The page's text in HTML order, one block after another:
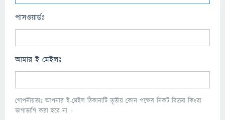
পাসওয়ার্ডঃ
আমার ই-মেইলঃ
গোপনীয়তাঃ আপনার ই-মেইল ঠিকানাটি তৃতীয় কোন পক্ষের নিকট বিক্রয় কিংবা
ভাগাভাগি করা হবে না ।